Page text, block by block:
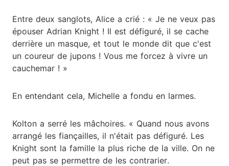
Entre deux sanglots, Alice a crié : « Je ne veux pas
épouser Adrian Knight ! Il est défiguré, il se cache
derrière un masque, et tout le monde dit que c'est
un coureur de jupons ! Vous me forcez à vivre un
cauchemar ! »
En entendant cela, Michelle a fondu en larmes.
Kolton a serré les mâchoires. « Quand nous avons
arrangé les fiançailles, il n'était pas défiguré. Les
Knight sont la famille la plus riche de la ville. On ne
peut pas se permettre de les contrarier.